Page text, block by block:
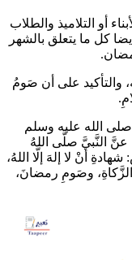
أو التلاميذ والطلاب
كل ما يتعلق بالشهر
والتأكيد على أن صَومُ
الله عليه وسلم
عنَّ النَّبيَّ صلَّى اللهُ
أنْ لا إلهَ إلَّا اللهُ،
الزَّكاةِ، وصَومِ رمضانَ،